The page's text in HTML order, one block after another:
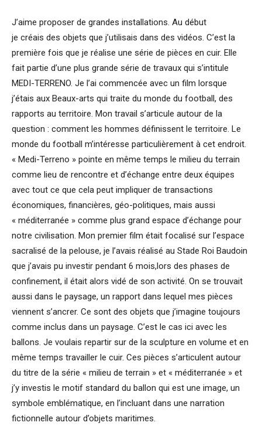
J’aime proposer de grandes installations. Au début
je créais des objets que j’utilisais dans des vidéos. C’est la
première fois que je réalise une série de pièces en cuir. Elle
fait partie d’une plus grande série de travaux qui s’intitule
MEDI-TERRENO. Je l’ai commencée avec un film lorsque
j’étais aux Beaux-arts qui traite du monde du football, des
rapports au territoire. Mon travail s’articule autour de la
question : comment les hommes définissent le territoire. Le
monde du football m’intéresse particulièrement à cet endroit.
« Medi-Terreno » pointe en même temps le milieu du terrain
comme lieu de rencontre et d’échange entre deux équipes
avec tout ce que cela peut impliquer de transactions
économiques, financières, géo-politiques, mais aussi
« méditerranée » comme plus grand espace d’échange pour
notre civilisation. Mon premier film était focalisé sur l’espace
sacralisé de la pelouse, je l’avais réalisé au Stade Roi Baudoin
que j’avais pu investir pendant 6 mois,lors des phases de
confinement, il était alors vidé de son activité. On se trouvait
aussi dans le paysage, un rapport dans lequel mes pièces
viennent s’ancrer. Ce sont des objets que j’imagine toujours
comme inclus dans un paysage. C’est le cas ici avec les
ballons. Je voulais repartir sur de la sculpture en volume et en
même temps travailler le cuir. Ces pièces s’articulent autour
du titre de la série « milieu de terrain » et « méditerranée » et
j’y investis le motif standard du ballon qui est une image, un
symbole emblématique, en l’incluant dans une narration
fictionnelle autour d’objets maritimes.